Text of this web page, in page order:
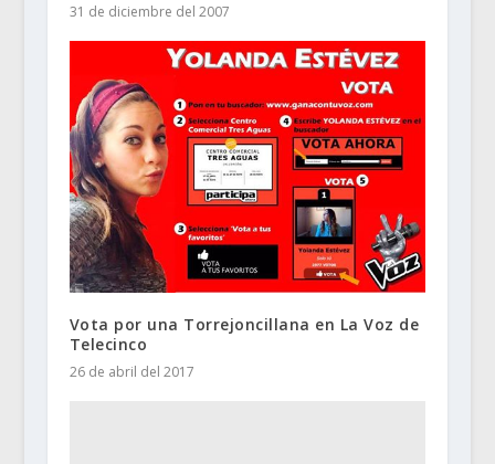
31 de diciembre del 2007
Vota por una Torrejoncillana en La Voz de
Telecinco
26 de abril del 2017